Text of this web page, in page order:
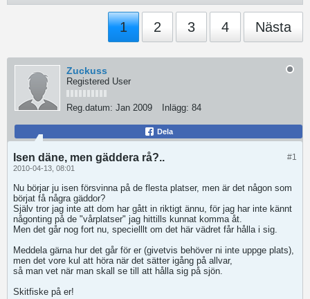
1 2 3 4 Nästa
Zuckuss
Registered User
Reg.datum: Jan 2009 Inlägg: 84
Dela
#1
Isen däne, men gäddera rå?..
2010-04-13, 08:01
Nu börjar ju isen försvinna på de flesta platser, men är det någon som
börjat få några gäddor?
Själv tror jag inte att dom har gått in riktigt ännu, för jag har inte kännt
någonting på de "vårplatser" jag hittills kunnat komma åt.
Men det går nog fort nu, specielllt om det här vädret får hålla i sig.
Meddela gärna hur det går för er (givetvis behöver ni inte uppge plats),
men det vore kul att höra när det sätter igång på allvar,
så man vet när man skall se till att hålla sig på sjön.
Skitfiske på er!